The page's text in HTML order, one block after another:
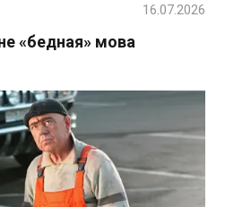
«бедная» мова
16.07.2026